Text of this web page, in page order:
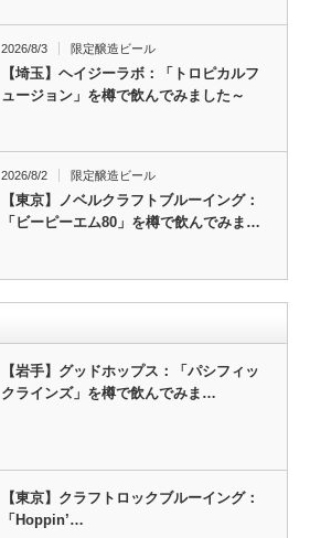
2026/8/3 限定醸造ビール
【埼玉】ヘイジーラボ：「トロピカルフ
ュージョン」を樽で飲んでみました～
2026/8/2 限定醸造ビール
【東京】ノベルクラフトブルーイング：
「ビーピーエム80」を樽で飲んでみま…
【岩手】グッドホップス：「パシフィッ
クラインズ」を樽で飲んでみま…
【東京】クラフトロックブルーイング：
「Hoppin’…